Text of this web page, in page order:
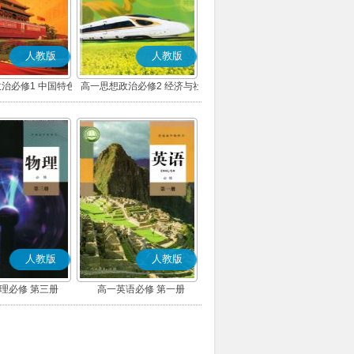
人教版
必修1 中国特色
义(部编版)
人教版
高一思想政治必修2 经济与社
会(部编版)
人教版
必修 第三册
人教版
高一英语必修 第一册